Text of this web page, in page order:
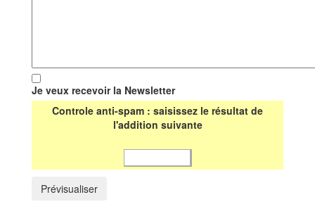
Je veux recevoir la Newsletter
Controle anti-spam : saisissez le résultat de
l'addition suivante